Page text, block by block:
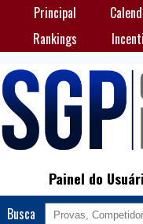
Principal
Rankings
Painel do
Busca